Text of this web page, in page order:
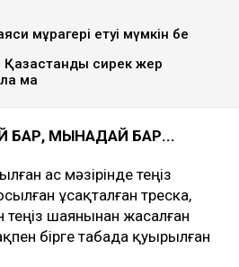
мұрагері етуі мүмкін бе
сирек жер
ма
БАР, МЫНАДАЙ БАР...
ас мәзірінде теңіз
ұсақталған треска,
шаянынан жасалған
бірге табада қуырылған